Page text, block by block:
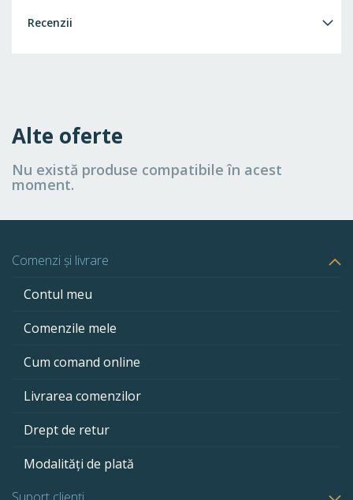
Recenzii
Alte oferte
Nu există produse compatibile în acest
moment.
Comenzi și livrare
Contul meu
Comenzile mele
Cum comand online
Livrarea comenzilor
Drept de retur
Modalități de plată